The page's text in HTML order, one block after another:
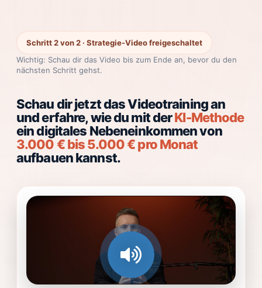
Schritt 2 von 2 · Strategie-Video freigeschaltet
Wichtig: Schau dir das Video bis zum Ende an, bevor du den
nächsten Schritt gehst.
Schau dir jetzt das Videotraining an
und erfahre, wie du mit derKI-Methode
ein digitales Nebeneinkommen von
3.000 € bis 5.000 € pro Monat
aufbauen kannst.